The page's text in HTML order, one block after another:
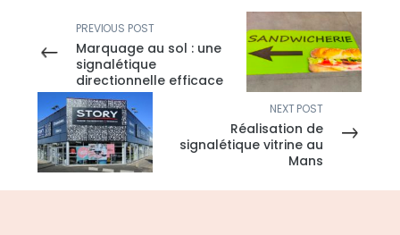
PREVIOUS POST
Marquage au sol : une
signalétique
directionnelle efficace
NEXT POST
Réalisation de
signalétique vitrine au
Mans